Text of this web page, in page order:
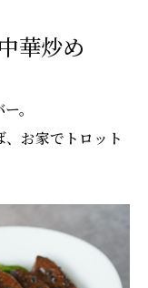
華炒め
。
お家でトロット